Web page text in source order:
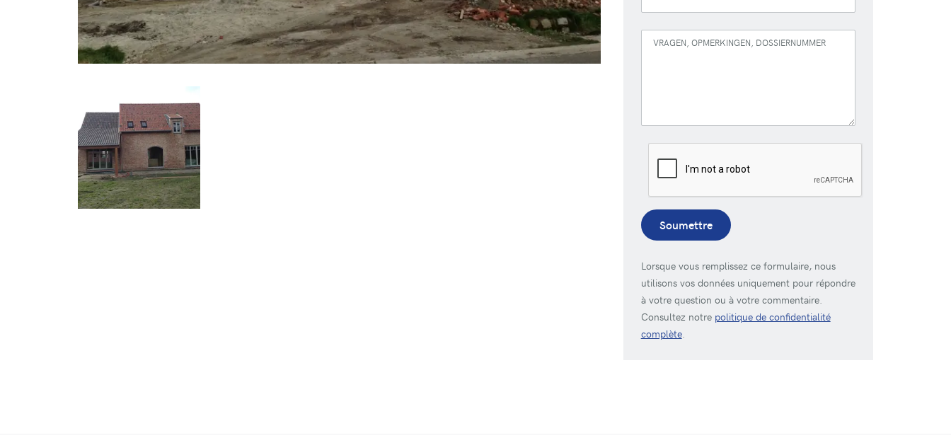
VRAGEN, OPMERKINGEN, DOSSIERNUMMER
Soumettre
Lorsque vous remplissez ce formulaire, nous
utilisons vos données uniquement pour répondre
à votre question ou à votre commentaire.
Consultez notre politique de confidentialité
complète.